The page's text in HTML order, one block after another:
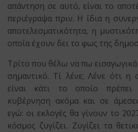
απάντηση σε αυτό, είναι το
περιέγραψα πριν. Η ίδια η
αποτελεσματικότητα, η
οποία έχουν δει το φως της
Τρίτο που θέλω να πω
σημαντικό. Τί λένε; Λένε ότι η
είναι κάτι το οποίο
κυβέρνηση ακόμα και σε
εγώ: οι εκλογές θα γίνουν το
κόσμος ζυγίζει. Ζυγίζει τα